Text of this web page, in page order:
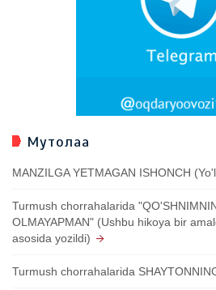
Мутолаа
MANZILGA YETMAGAN ISHONCH
Turmush chorrahalarida
OLMAYAPMAN" (Ushbu hikoya bir
asosida yozildi)
Turmush chorrahalarida